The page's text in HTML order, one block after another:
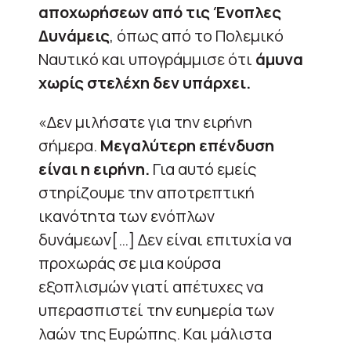
αποχωρήσεων από τις Ένοπλες
Δυνάμεις, όπως από το Πολεμικό
Ναυτικό και υπογράμμισε ότι άμυνα
χωρίς στελέχη δεν υπάρχει.
«Δεν μιλήσατε για την ειρήνη
σήμερα. Μεγαλύτερη επένδυση
είναι η ειρήνη. Για αυτό εμείς
στηρίζουμε την αποτρεπτική
ικανότητα των ενόπλων
δυνάμεων[…] Δεν είναι επιτυχία να
προχωράς σε μια κούρσα
εξοπλισμών γιατί απέτυχες να
υπερασπιστεί την ευημερία των
λαών της Ευρώπης. Και μάλιστα